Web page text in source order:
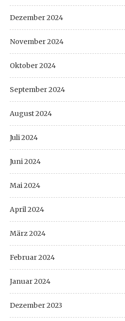
Dezember 2024
November 2024
Oktober 2024
September 2024
August 2024
Juli 2024
Juni 2024
Mai 2024
April 2024
März 2024
Februar 2024
Januar 2024
Dezember 2023